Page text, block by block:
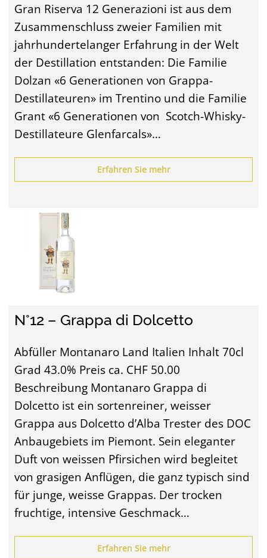
Gran Riserva 12 Generazioni ist aus dem
Zusammenschluss zweier Familien mit
jahrhundertelanger Erfahrung in der Welt
der Destillation entstanden: Die Familie
Dolzan «6 Generationen von Grappa-
Destillateuren» im Trentino und die Familie
Grant «6 Generationen von Scotch-Whisky-
Destillateure Glenfarcals»…
Erfahren Sie mehr
N°12 – Grappa di Dolcetto
Abfüller Montanaro Land Italien Inhalt 70cl
Grad 43.0% Preis ca. CHF 50.00
Beschreibung Montanaro Grappa di
Dolcetto ist ein sortenreiner, weisser
Grappa aus Dolcetto d’Alba Trester des DOC
Anbaugebiets im Piemont. Sein eleganter
Duft von weissen Pfirsichen wird begleitet
von grasigen Anflügen, die ganz typisch sind
für junge, weisse Grappas. Der trocken
fruchtige, intensive Geschmack…
Erfahren Sie mehr